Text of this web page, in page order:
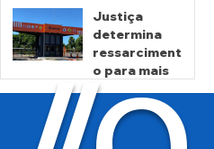
mortas em
Crixás
há 8 horas
Justiça
determina
ressarciment
o para mais
de 600 mil
motoristas
por
cobrança
há 4 dias